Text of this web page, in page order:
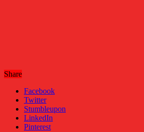
Share
Facebook
Twitter
Stumbleupon
LinkedIn
Pinterest